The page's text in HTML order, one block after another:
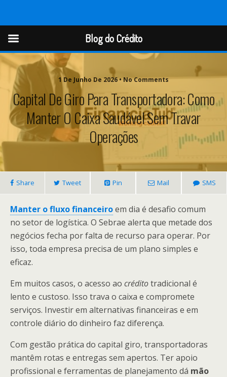
Blog do Crédito
1 De Junho De 2026 • No Comments
Capital De Giro Para Transportadora: Como
Manter O Caixa Saudável Sem Travar
Operações
Share Tweet Pin Mail SMS
Manter o fluxo financeiroem dia é desafio comum
no setor de logística. O Sebrae alerta que metade dos
negócios fecha por falta de recurso para operar. Por
isso, toda empresa precisa de um plano simples e
eficaz.
Em muitos casos, o acesso ao créditotradicional é
lento e custoso. Isso trava o caixa e compromete
serviços. Investir em alternativas financeiras e em
controle diário do dinheiro faz diferença.
Com gestão prática do capital giro, transportadoras
mantêm rotas e entregas sem apertos. Ter apoio
profissional e ferramentas de planejamento dá mão
Blog do Crédito